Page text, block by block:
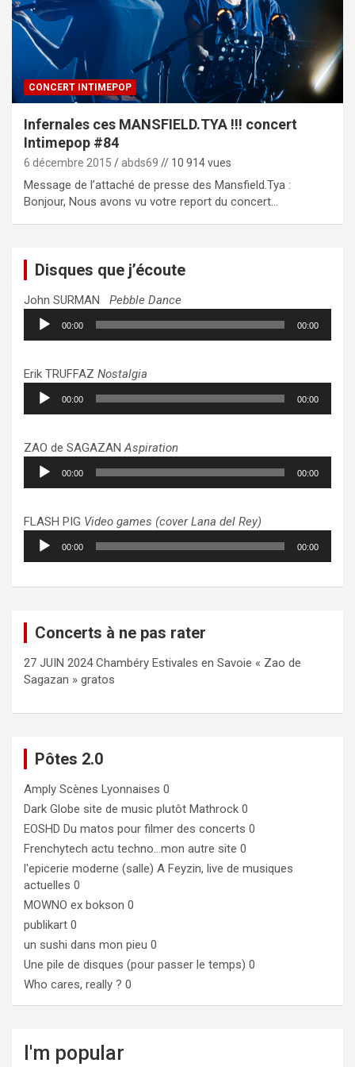
CONCERT INTIMEPOP
Infernales ces MANSFIELD.TYA !!! concert
Intimepop #84
6 décembre 2015 abds69 // 10 914 vues
Message de l’attaché de presse des Mansfield.Tya :
Bonjour, Nous avons vu votre report du concert…
Disques que j’écoute
John SURMAN Pebble Dance
Lecteur
audio
00:00 00:00
Erik TRUFFAZ Nostalgia
Lecteur
audio
00:00 00:00
ZAO de SAGAZANAspiration
Lecteur
audio
00:00 00:00
FLASH PIG Video games (cover Lana del Rey)
Lecteur
audio
00:00 00:00
Concerts à ne pas rater
27 JUIN 2024 Chambéry Estivales en Savoie « Zao de
Sagazan » gratos
Pôtes 2.0
Amply Scènes Lyonnaises 0
Dark Globe site de music plutôt Mathrock 0
EOSHD Du matos pour filmer des concerts 0
Frenchytech actu techno…mon autre site 0
l'epicerie moderne (salle) A Feyzin, live de musiques
actuelles 0
MOWNO ex bokson 0
publikart 0
un sushi dans mon pieu 0
Une pile de disques (pour passer le temps) 0
Who cares, really ? 0
I'm popular